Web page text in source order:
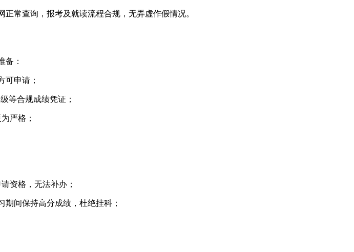
常查询，报考及就读流程合规，无弄虚作假情况。
备：
可申请；
等合规成绩凭证；
严格；
资格，无法补办；
间保持高分成绩，杜绝挂科；